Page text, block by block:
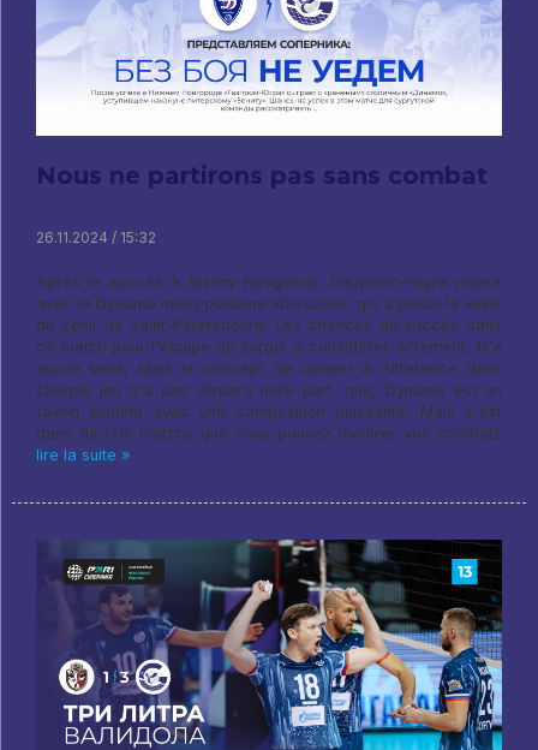
Nous ne partirons pas sans combat
26.11.2024 / 15:32
Après le succès à Nizhny Novgorod, Gazprom-Yugra jouera
avec la Dynamo métropolitaine «blessée», qui a perdu la veille
du Zenit de Saint-Pétersbourg. Les chances de succès dans
ce match pour l'équipe de Surgut à considérer, s?rement, N'a
aucun sens, Mais le concept de donner à Allference dans
chaque jeu n'a pas disparu nulle part. que, Dynamo est un
favori évident avec une composition puissante, Mais c'est
dans de tels matchs que vous pouvez montrer vos combats
lire la suite »